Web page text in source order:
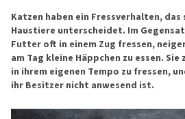
Katzen haben ein Fressverhalten,
Haustiere unterscheidet. Im
Futter oft in einem Zug fressen,
am Tag kleine Häppchen zu essen.
in ihrem eigenen Tempo zu fressen,
ihr Besitzer nicht anwesend ist.